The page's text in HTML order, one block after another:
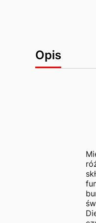
Opis